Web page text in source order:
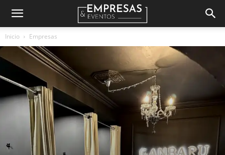
Empresas
&
Eventos
Inicio Empresas